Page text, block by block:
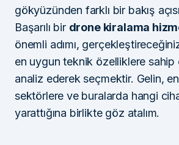
gökyüzünden farklı bir bakış
Başarılı bir drone kiralama
önemli adımı,
en uygun teknik özelliklere sahip
analiz ederek seçmektir. Gelin,
sektörlere ve buralarda hangi
yarattığına birlikte göz atalım.